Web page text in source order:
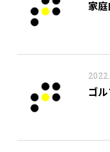
家
ゴ